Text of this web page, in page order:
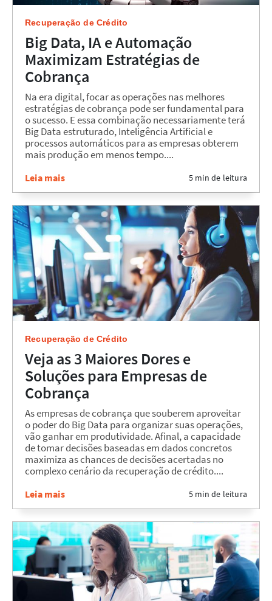
Recuperação de Crédito
Big Data, IA e Automação
Maximizam Estratégias de
Cobrança
Na era digital, focar as operações nas melhores
estratégias de cobrança pode ser fundamental para
o sucesso. E essa combinação necessariamente terá
Big Data estruturado, Inteligência Artificial e
processos automáticos para as empresas obterem
mais produção em menos tempo....
Leia mais 5 min de leitura
Recuperação de Crédito
Veja as 3 Maiores Dores e
Soluções para Empresas de
Cobrança
As empresas de cobrança que souberem aproveitar
o poder do Big Data para organizar suas operações,
vão ganhar em produtividade. Afinal, a capacidade
de tomar decisões baseadas em dados concretos
maximiza as chances de decisões acertadas no
complexo cenário da recuperação de crédito....
Leia mais 5 min de leitura